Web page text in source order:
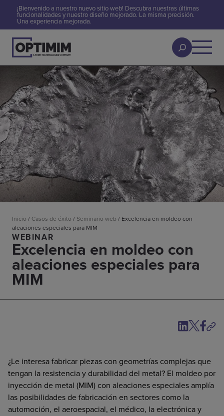
¡Bienvenido a nuestro nuevo sitio web! Descubra nuestras últimas
funcionalidades y nuestro diseño mejorado. La misma precisión.
Una experiencia mejorada.
Inicio / Casos de éxito / Seminario web / Excelencia en moldeo con
aleaciones especiales para MIM
WEBINAR
Excelencia en moldeo con
aleaciones especiales para
MIM
¿Le interesa fabricar piezas con geometrías complejas que
tengan la resistencia y durabilidad del metal? El moldeo por
inyección de metal (MIM) con aleaciones especiales amplía
las posibilidades de fabricación en sectores como la
automoción, el aeroespacial, el médico, la electrónica y